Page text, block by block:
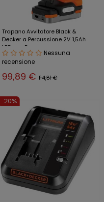
Trapano Avvitatore Black &
Decker a Percussione 2V 1,5Ah
LED con Borsa
Nessuna
recensione
99,89 € 114,81 €
-20%